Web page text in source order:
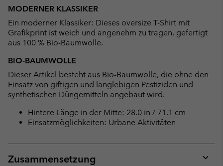
MODERNER KLASSIKER
Ein moderner Klassiker: Dieses oversize T-Shirt mit
Grafikprint ist weich und angenehm zu tragen, gefertigt
aus 100 % Bio-Baumwolle.
BIO-BAUMWOLLE
Dieser Artikel besteht aus Bio-Baumwolle, die ohne den
Einsatz von giftigen und langlebigen Pestiziden und
synthetischen Düngemitteln angebaut wird.
Hintere Länge in der Mitte: 28.0 in / 71.1 cm
Einsatzmöglichkeiten: Urbane Aktivitäten
Zusammensetzung